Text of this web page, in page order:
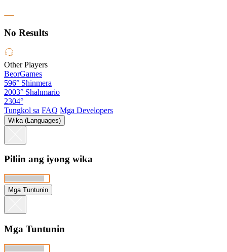
No Results
Other Players
BeorGames
596° Shinmera
2003° Shahmario
2304°
Tungkol sa FAQ Mga Developers
Wika (Languages)
Piliin ang iyong wika
Mga Tuntunin
Mga Tuntunin